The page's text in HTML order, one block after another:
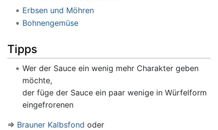
Erbsen und Möhren
Bohnengemüse
Tipps
Wer der Sauce ein wenig mehr Charakter geben
möchte,
der füge der Sauce ein paar wenige in Würfelform
eingefrorenen
⇒ Brauner Kalbsfond oder